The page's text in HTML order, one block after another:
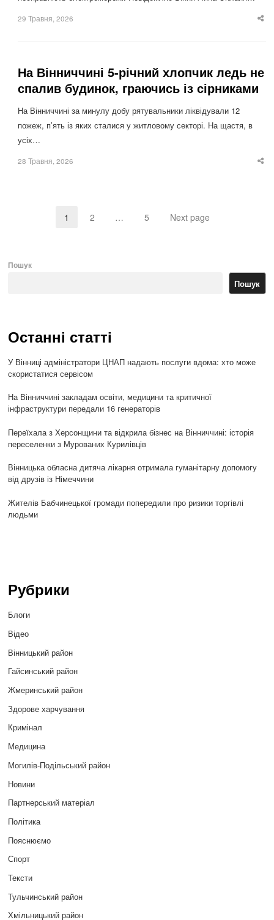
29 Травня, 2026
На Вінниччині 5-річний хлопчик ледь не
спалив будинок, граючись із сірниками
На Вінниччині за минулу добу рятувальники ліквідували 12
пожеж, п’ять із яких сталися у житловому секторі. На щастя, в
усіх…
28 Травня, 2026
Page
1 Page
2 … Page
5 Next page
Пошук
Пошук
Останні статті
У Вінниці адміністратори ЦНАП надають послуги вдома: хто може
скористатися сервісом
На Вінниччині закладам освіти, медицини та критичної
інфраструктури передали 16 генераторів
Переїхала з Херсонщини та відкрила бізнес на Вінниччині: історія
переселенки з Мурованих Курилівців
Вінницька обласна дитяча лікарня отримала гуманітарну допомогу
від друзів із Німеччини
Жителів Бабчинецької громади попередили про ризики торгівлі
людьми
Рубрики
Блоги
Відео
Вінницький район
Гайсинський район
Жмеринський район
Здорове харчування
Кримінал
Медицина
Могилів-Подільський район
Новини
Партнерський матеріал
Політика
Пояснюємо
Спорт
Тексти
Тульчинський район
Хмільницький район